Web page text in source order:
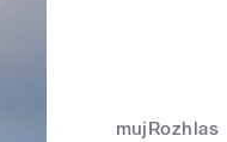
mujRozhlas